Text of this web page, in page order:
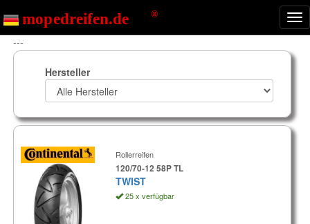
---
Hersteller
Rollerreifen
120/70-12 58P TL
TWIST
25 x verfügbar